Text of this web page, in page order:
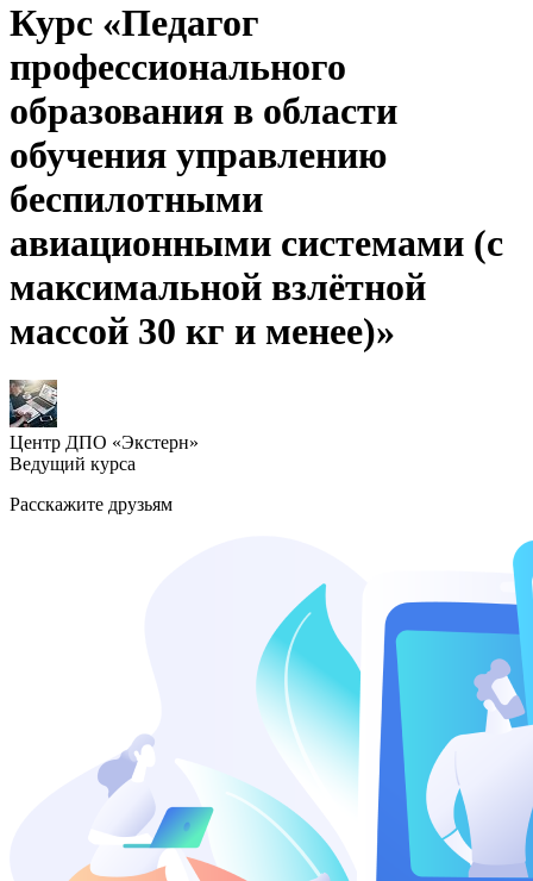
Курс «Педагог
профессионального
образования в области
обучения управлению
беспилотными
авиационными системами (с
максимальной взлётной
массой 30 кг и менее)»
Центр ДПО «Экстерн»
Ведущий курса
Расскажите друзьям